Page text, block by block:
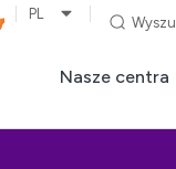
PL
Nasze centra